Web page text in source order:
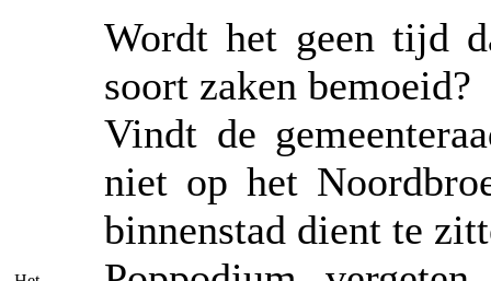
Wordt het geen tijd
soort zaken bemoeid?
Vindt de
niet op het
binnenstad dient te